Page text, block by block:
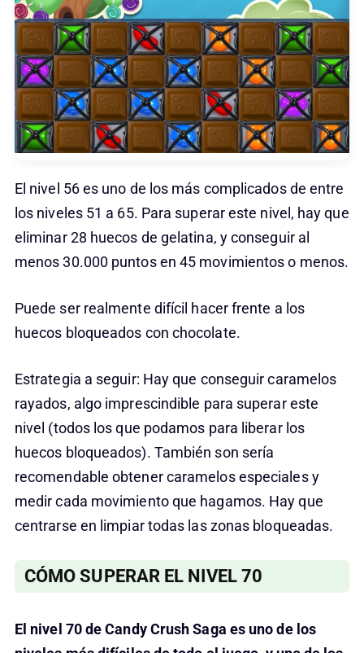
El nivel 56 es uno de los más complicados de entre
los niveles 51 a 65. Para superar este nivel, hay que
eliminar 28 huecos de gelatina, y conseguir al
menos 30.000 puntos en 45 movimientos o menos.
Puede ser realmente difícil hacer frente a los
huecos bloqueados con chocolate.
Estrategia a seguir: Hay que conseguir caramelos
rayados, algo imprescindible para superar este
nivel (todos los que podamos para liberar los
huecos bloqueados). También son sería
recomendable obtener caramelos especiales y
medir cada movimiento que hagamos. Hay que
centrarse en limpiar todas las zonas bloqueadas.
CÓMO SUPERAR EL NIVEL 70
El nivel 70 de Candy Crush Saga es uno de los